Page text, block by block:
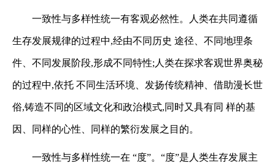
一致性与多样性统一有客观必然性。人类在共同遵循
生存发展规律的过程中,经由不同历史 途径、不同地理条
件、不同发展阶段,形成不同特性;人类在探求客观世界奥秘
的过程中,依托 不同生活环境、发扬传统精神、借助漫长世
俗,铸造不同的区域文化和政治模式,同时又具有同 样的基
因、同样的心性、同样的繁衍发展之目的。
一致性与多样性统一在 “度”。“度”是人类生存发展主